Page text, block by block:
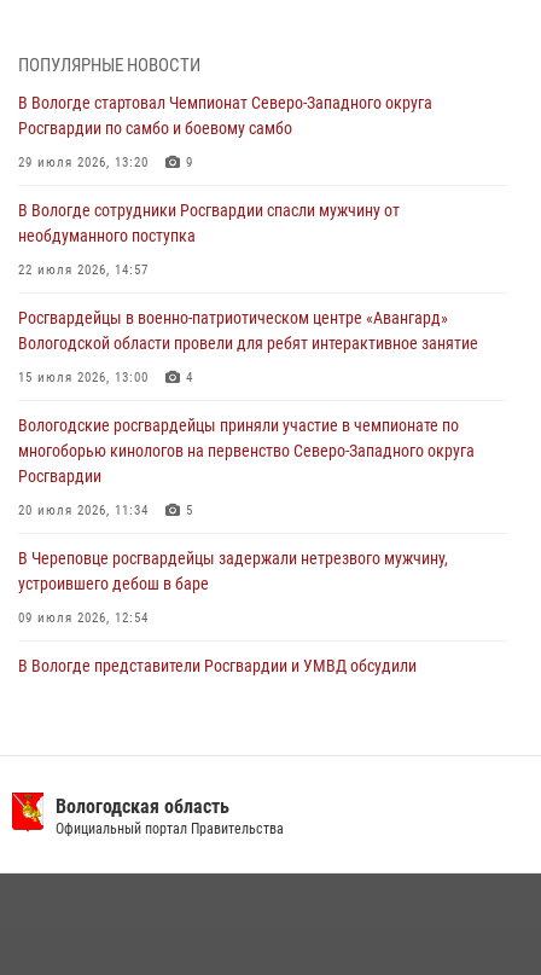
ОХРАНЫ РОСГВАРДИИ В ВОЛОГОДСКОЙ ОБЛАСТИ ЗАДЕРЖАНО 23
02 августа 2026, 10:37
Росгвардейцы в г. Соколе задержали несовершеннолетнего
31 июля 2026, 06:43
В Вологде стартовал Чемпионат Северо-Западного округа
29 июля 2026, 13:20
В Вологде росгвардейцы задержали мужчину, подозреваемого в
29 июля 2026, 09:08
ПОПУЛЯРНЫЕ НОВОСТИ
В Вологде стартовал Чемпионат Северо-Западного округа
Росгвардии по самбо и боевому самбо
29 июля 2026, 13:20 9
В Вологде сотрудники Росгвардии спасли мужчину от
необдуманного поступка
22 июля 2026, 14:57
Росгвардейцы в военно-патриотическом центре «Авангард»
Вологодской области провели для ребят интерактивное занятие
15 июля 2026, 13:00 4
Вологодские росгвардейцы приняли участие в чемпионате по
многоборью кинологов на первенство Северо-Западного округа
Росгвардии
20 июля 2026, 11:34 5
В Череповце росгвардейцы задержали нетрезвого мужчину,
устроившего дебош в баре
09 июля 2026, 12:54
В Вологде представители Росгвардии и УМВД обсудили
стрельбу
27 июля 2026, 07:28
Вологодская область
Официальный портал Правительства